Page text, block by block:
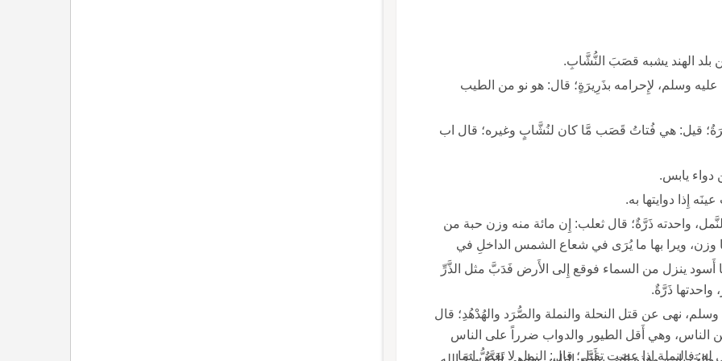
الهند يشبه قصَبَ النُّشَّابِ.
وسلم، لإِحرامه بذَرِيرَةٍ؛ قال: هو نو من الطيب
قيل: هي فُتاتُ قَصَب مَّا كان لنُشَّابٍ وغيره؛ قال اب
دواء يابس.
إِذا دوايتها به.
واحدته ذَرَّةٌ؛ قال ثعلب: إِن مائة منه وزن حبة من
وزن، ويرا بها ما يُرَى في شعاع الشمس الداخلِ في
ينزل من السماء فوقع إِلى الأَرض فَدَبَّ مثل الذَّرِّ
واحدتها ذَرَّةٌ.
نهى عن قتل النحلة والنملة والصُّرَد والهُدْهُدِ؛ قال
الناس، وهي أَقل الطيور والدواب ضرراً على الناس
له: فالنملة إِذا عضت تقتل؛ قال: النمل لا تَعَضُّ إِنما